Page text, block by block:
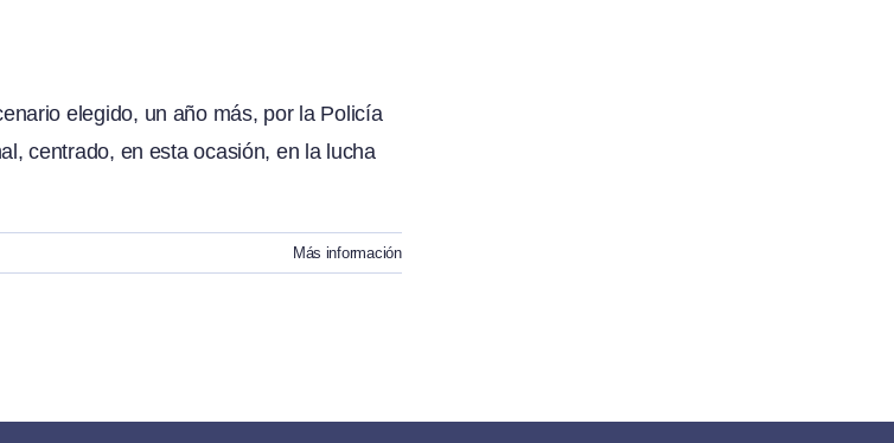
elegido, un año más, por la Policía
centrado, en esta ocasión, en la lucha
Más información